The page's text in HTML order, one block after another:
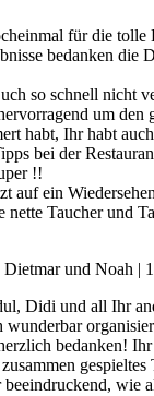
für die tolle
bedanken die
so schnell nicht
um den
habt, Ihr habt
bei der
!!
auf ein
nette Taucher und
und Noah |
Didi und all Ihr
wunderbar
bedanken!
gespieltes
wie